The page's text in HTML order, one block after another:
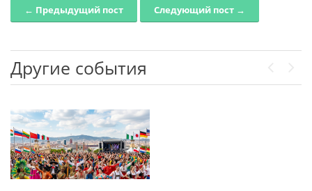
Post navigation
← Предыдущий пост Следующий пост →
Другие события